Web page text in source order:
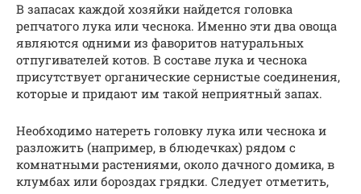
В запасах каждой хозяйки найдется головка
репчатого лука или чеснока. Именно эти два овоща
являются одними из фаворитов натуральных
отпугивателей котов. В составе лука и чеснока
присутствует органические сернистые соединения,
которые и придают им такой неприятный запах.
Необходимо натереть головку лука или чеснока и
разложить (например, в блюдечках) рядом с
комнатными растениями, около дачного домика, в
клумбах или бороздах грядки. Следует отметить,